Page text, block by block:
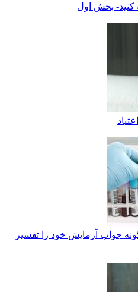
کنید- بخش اول
جواب آزمایش خود را تفسیر